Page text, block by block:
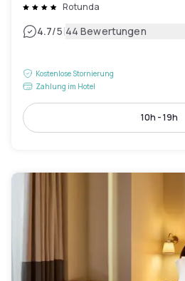
Rotunda
4.7/5|44 Bewertungen
Kostenlose Stornierung
Zahlung im Hotel
10h - 19h